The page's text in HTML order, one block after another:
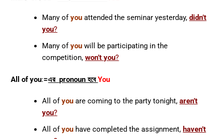
Many ofyou attended the seminar yesterday,didn’t
you?
Many ofyou will be participating in the
competition,won’t you?
All of you:=এর pronoun হবেYou
All ofyou are coming to the party tonight,aren’t
you?
All ofyou have completed the assignment, haven’t